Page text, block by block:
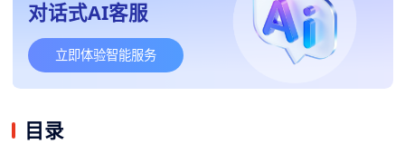
对话式AI客服
立即体验智能服务
目录